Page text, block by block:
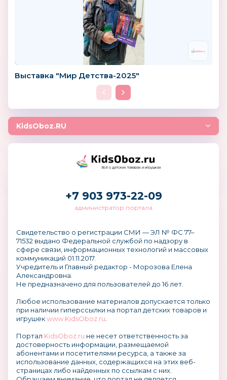
Выставка "Мир Детства-2025"
KidsOboz.RU
Всё о детских товарах и игрушках
+7 903 973-22-09
администратор портала
Свидетельство о регистрации СМИ — ЭЛ № ФС 77–
71532 выдано Федеральной службой по надзору в
сфере связи, информационных технологий и массовых
коммуникаций 01.11.2017.
Учредитель и Главный редактор - Морозова Елена
Александровна.
Не предназначено для пользователей до 16 лет.
Любое использование материалов допускается только
при наличии гиперссылки на портал детских товаров и
игрушекwww.KidsOboz.ru
Портал KidsOboz.ru не несет ответственность за
достоверность информации, размещаемой
абонентами и посетителями ресурса, а также за
использование данных, содержащихся на этих веб-
страницах либо найденных по ссылкам с них.